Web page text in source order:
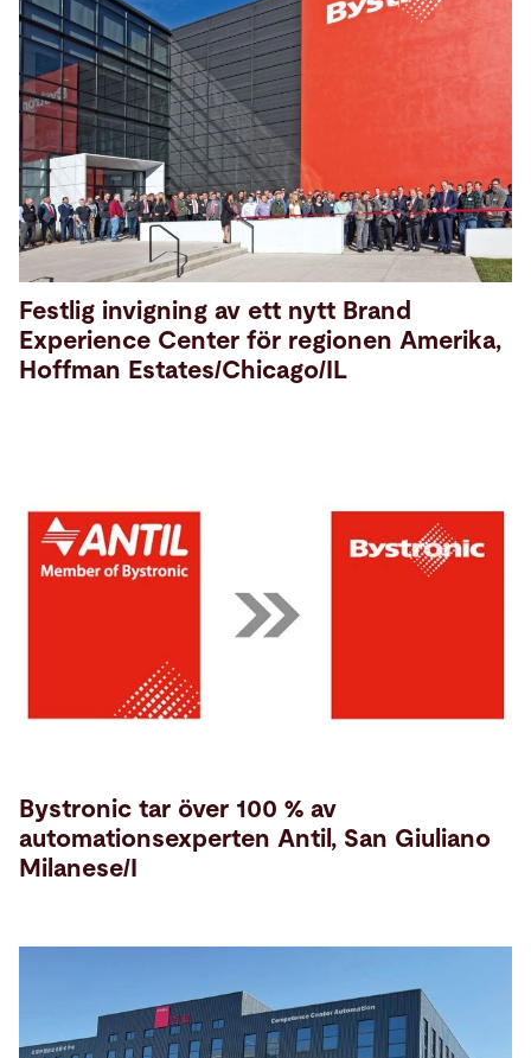
Festlig invigning av ett nytt Brand
Experience Center för regionen Amerika,
Hoffman Estates/Chicago/IL
Bystronic tar över 100 % av
automationsexperten Antil, San Giuliano
Milanese/I